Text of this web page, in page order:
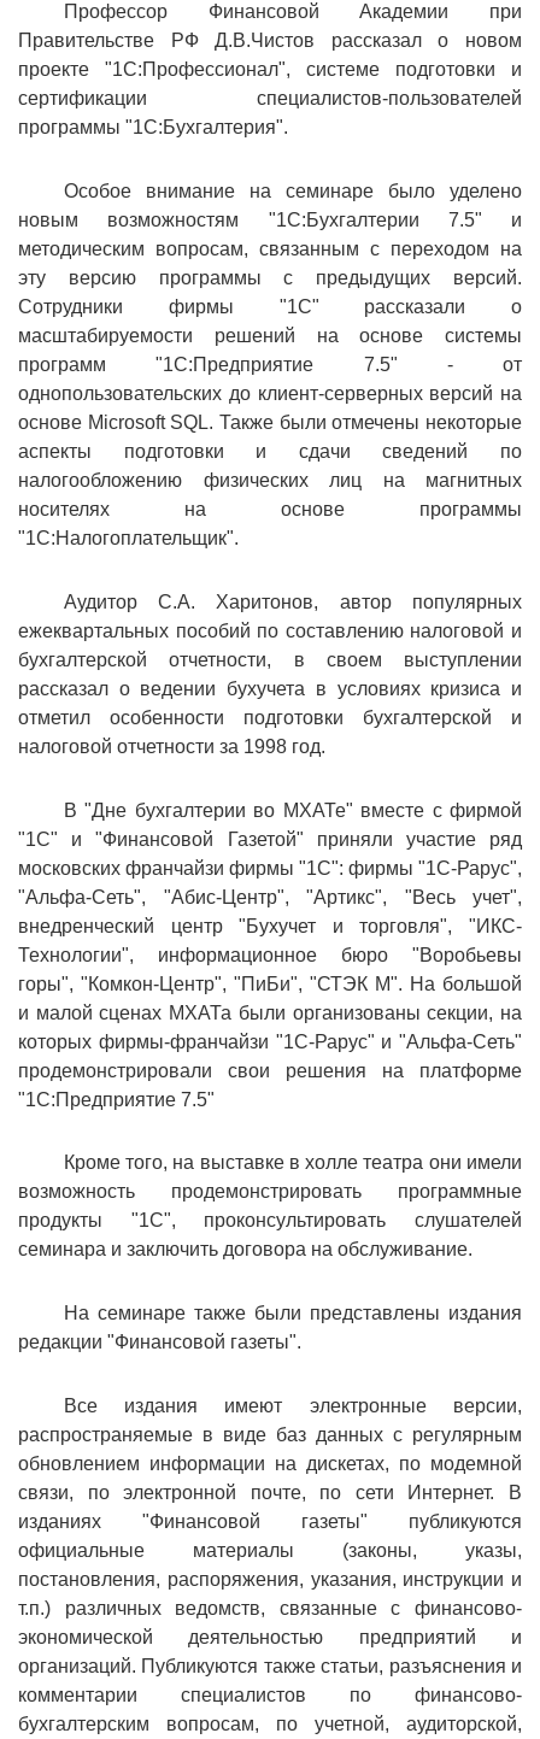
Профессор Финансовой Академии при
Правительстве РФ Д.В.Чистов рассказал о новом
проекте "1С:Профессионал", системе подготовки и
сертификации специалистов-пользователей
программы "1С:Бухгалтерия".
Особое внимание на семинаре было уделено
новым возможностям "1С:Бухгалтерии 7.5" и
методическим вопросам, связанным с переходом на
эту версию программы с предыдущих версий.
Сотрудники фирмы "1С" рассказали о
масштабируемости решений на основе системы
программ "1С:Предприятие 7.5" - от
однопользовательских до клиент-серверных версий на
основе Microsoft SQL. Также были отмечены некоторые
аспекты подготовки и сдачи сведений по
налогообложению физических лиц на магнитных
носителях на основе программы
"1С:Налогоплательщик".
Аудитор С.А. Харитонов, автор популярных
ежеквартальных пособий по составлению налоговой и
бухгалтерской отчетности, в своем выступлении
рассказал о ведении бухучета в условиях кризиса и
отметил особенности подготовки бухгалтерской и
налоговой отчетности за 1998 год.
В "Дне бухгалтерии во МХАТе" вместе с фирмой
"1С" и "Финансовой Газетой" приняли участие ряд
московских франчайзи фирмы "1С": фирмы "1С-Рарус",
"Альфа-Сеть", "Абис-Центр", "Артикс", "Весь учет",
внедренческий центр "Бухучет и торговля", "ИКС-
Технологии", информационное бюро "Воробьевы
горы", "Комкон-Центр", "ПиБи", "СТЭК М". На большой
и малой сценах МХАТа были организованы секции, на
которых фирмы-франчайзи "1С-Рарус" и "Альфа-Сеть"
продемонстрировали свои решения на платформе
"1С:Предприятие 7.5"
Кроме того, на выставке в холле театра они имели
возможность продемонстрировать программные
продукты "1С", проконсультировать слушателей
семинара и заключить договора на обслуживание.
На семинаре также были представлены издания
редакции "Финансовой газеты".
Все издания имеют электронные версии,
распространяемые в виде баз данных с регулярным
обновлением информации на дискетах, по модемной
связи, по электронной почте, по сети Интернет. В
изданиях "Финансовой газеты" публикуются
официальные материалы (законы, указы,
постановления, распоряжения, указания, инструкции и
т.п.) различных ведомств, связанные с финансово-
экономической деятельностью предприятий и
организаций. Публикуются также статьи, разъяснения и
комментарии специалистов по финансово-
бухгалтерским вопросам, по учетной, аудиторской,